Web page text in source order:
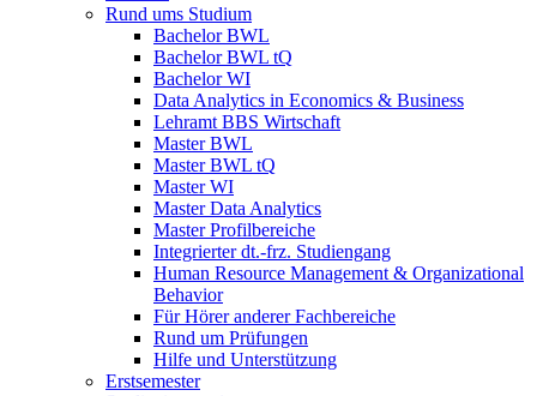
Rund ums Studium
Bachelor BWL
Bachelor BWL tQ
Bachelor WI
Data Analytics in Economics & Business
Lehramt BBS Wirtschaft
Master BWL
Master BWL tQ
Master WI
Master Data Analytics
Master Profilbereiche
Integrierter dt.-frz. Studiengang
Human Resource Management & Organizational
Behavior
Für Hörer anderer Fachbereiche
Rund um Prüfungen
Hilfe und Unterstützung
Erstsemester